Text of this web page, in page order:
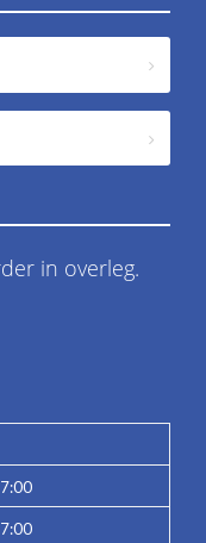
in overleg.